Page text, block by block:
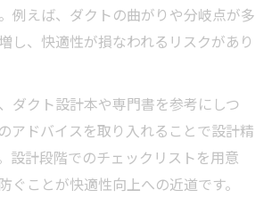
例えば、ダクトの曲がりや分岐点が多
し、快適性が損なわれるリスクがあり
ダクト設計本や専門書を参考にしつ
アドバイスを取り入れることで設計精
設計段階でのチェックリストを用意
ぐことが快適性向上への近道です。